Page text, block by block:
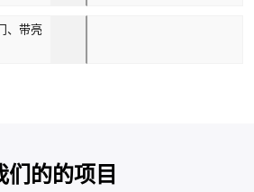
、带亮
们的的项目